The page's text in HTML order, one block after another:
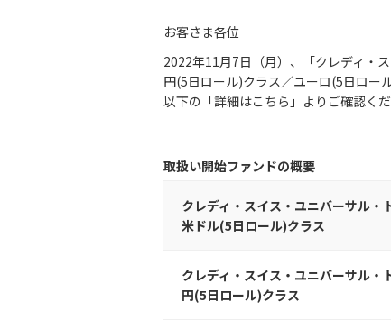
お客さま各位
2022年11月7日（月）、「クレディ・
円(5日ロール)クラス／ユーロ(5日ロー
以下の「詳細はこちら」よりご確認くだ
取扱い開始ファンドの概要
クレディ・スイス・ユニバーサル
米ドル(5日ロール)クラス
クレディ・スイス・ユニバーサル
円(5日ロール)クラス